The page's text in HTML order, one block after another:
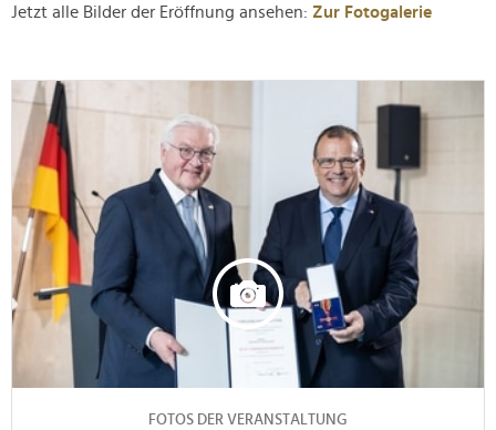
Jetzt alle Bilder der Eröffnung ansehen: Zur Fotogalerie
FOTOS DER VERANSTALTUNG